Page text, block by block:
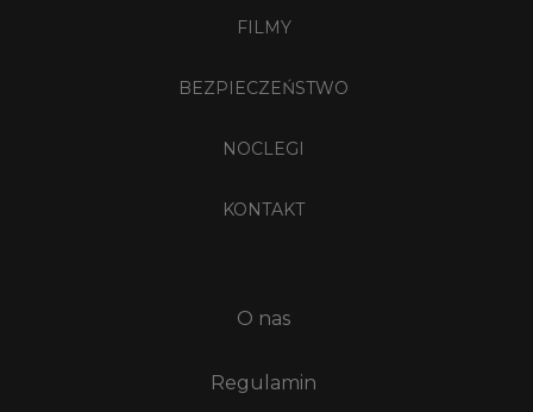
FILMY
BEZPIECZEŃSTWO
NOCLEGI
KONTAKT
O nas
Regulamin